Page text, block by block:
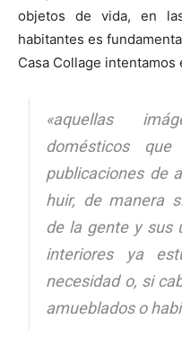
objetos de vida, en
habitantes es
Casa Collage intentamos
«aquellas
domésticos
publicaciones de
huir, de manera
de la gente y sus
interiores ya
necesidad o, si
amueblados o